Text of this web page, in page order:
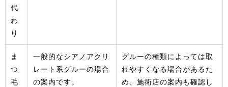
代
わ
り
ま
つ
毛
一般的なシアノアクリ
レート系グルーの場合
の案内です。
グルーの種類によっては取
れやすくなる場合があるた
め、施術店の案内も確認し